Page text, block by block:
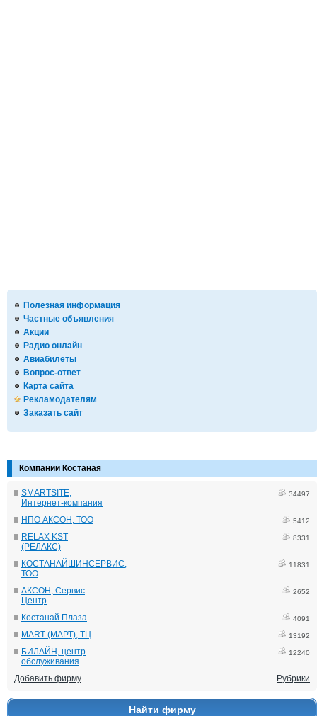
Полезная информация
Частные объявления
Акции
Радио онлайн
Авиабилеты
Вопрос-ответ
Карта сайта
Рекламодателям
Заказать сайт
Компании Костаная
SMARTSITE,
Интернет-компания
34497
НПО АКСОН, ТОО 5412
RELAX KST
(РЕЛАКС)
8331
КОСТАНАЙШИНСЕРВИС,
ТОО
11831
АКСОН, Сервис
Центр
2652
Костанай Плаза 4091
MART (МАРТ), ТЦ 13192
БИЛАЙН, центр
обслуживания
12240
Добавить фирму Рубрики
Найти фирму